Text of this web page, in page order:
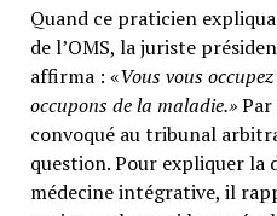
Quand ce praticien
de l’OMS, la juriste
affirma : «Vous vous
occupons de la maladie.»
convoqué au tribunal
question. Pour expliquer la
médecine intégrative, il